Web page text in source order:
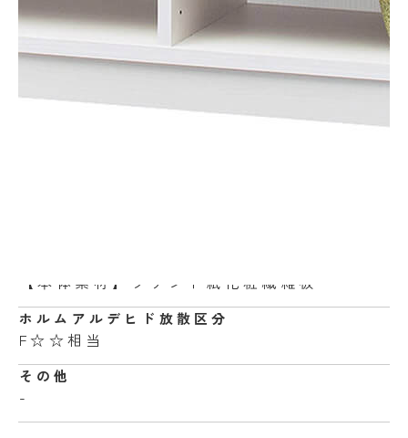
JANコード
4968644265239
サイズ
幅870 × 奥行290 × 高さ600mm
【本体素材】プリント紙化粧繊維板
ホルムアルデヒド 放散区分
F☆☆相当
その他
-